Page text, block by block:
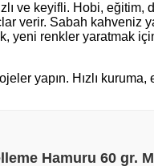
ve keyifli. Hobi, eğitim,
verir. Sabah kahveniz
yeni renkler yaratmak
yapın. Hızlı kuruma,
Hamuru 60 gr.